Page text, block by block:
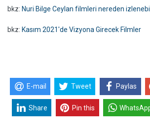
bkz: Nuri Bilge Ceylan filmleri nereden
bkz: Kasım 2021'de Vizyona Girecek Filmler
E-mail Tweet Paylas
Share Pin this